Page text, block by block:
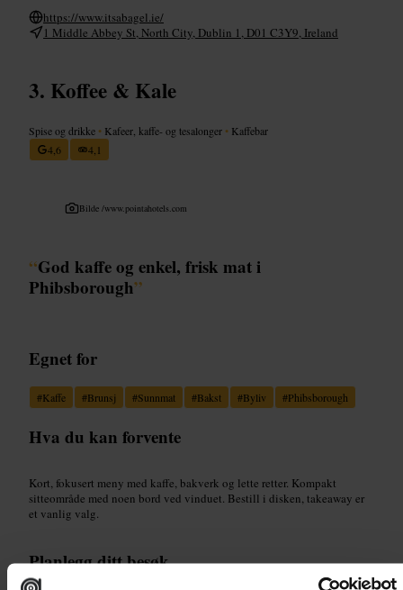
https://www.itsabagel.ie/
1 Middle Abbey St, North City, Dublin 1, D01 C3Y9, Ireland
Koffee & Kale
Spise og drikke • Kafeer, kaffe- og tesalonger • Kaffebar
4,6
4,1
Bilde /www.pointahotels.com
“God kaffe og enkel, frisk mat i
Phibsborough”
Egnet for
#Kaffe #Brunsj #Sunnmat #Bakst #Byliv #Phibsborough
Hva du kan forvente
Kort, fokusert meny med kaffe, bakverk og lette retter. Kompakt
sitteområde med noen bord ved vinduet. Bestill i disken, takeaway er
et vanlig valg.
Planlegg ditt besøk